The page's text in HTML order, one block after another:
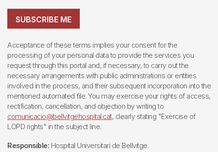
SUBSCRIBE ME
Acceptance of these terms implies your consent for the
processing of your personal data to provide the services you
request through this portal and, if necessary, to carry out the
necessary arrangements with public administrations or entities
involved in the process, and their subsequent incorporation into the
mentioned automated file. You may exercise your rights of access,
rectification, cancellation, and objection by writing to
comunicacio@bellvitgehospital.cat, clearly stating "Exercise of
LOPD rights" in the subject line.
Responsible: Hospital Universitari de Bellvitge.